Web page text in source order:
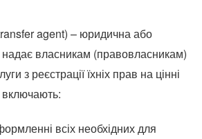
agent) – юридична або
власникам (правовласникам)
з реєстрації їхніх прав на цінні
всіх необхідних для